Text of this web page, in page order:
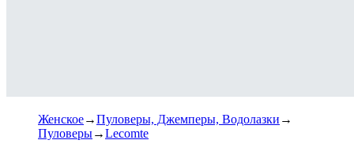
Женское
Пуловеры, Джемперы, Водолазки
Пуловеры
Lecomte